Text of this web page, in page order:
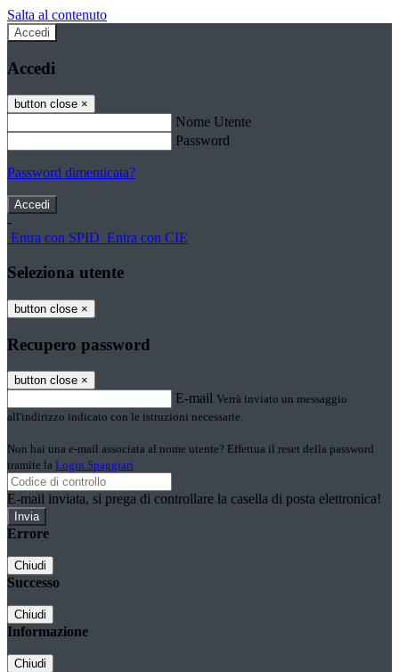
Salta al contenuto
Accedi
Accedi
button close ×
Nome Utente
Password
Password dimenticata?
-
Entra con SPID Entra con CIE
Seleziona utente
button close ×
Recupero password
button close ×
E-mail Verrà inviato un messaggio
all'indirizzo indicato con le istruzioni necessarie.
Non hai una e-mail associata al nome utente? Effettua il reset della password
tramite la Login Spaggiari
E-mail inviata, si prega di controllare la casella di posta elettronica!
Errore
Chiudi
Successo
Chiudi
Informazione
Chiudi